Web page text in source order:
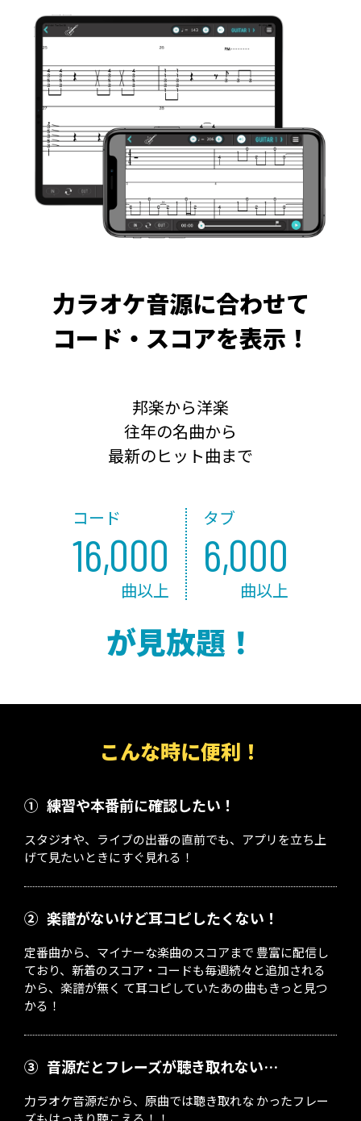
力ラオケ音源に合わせて
コード・スコアを表示！
邦楽から洋楽
往年の名曲から
最新のヒット曲まで
コード
16,000
曲以上
タブ
6,000
曲以上
が見放題！
こんな時に便利！
① 練習や本番前に確認したい！
スタジオや、ライブの出番の直前でも、アプリを立ち上
げて見たいときにすぐ見れる！
② 楽譜がないけど耳コピしたくない！
定番曲から、マイナーな楽曲のスコアまで 豊富に配信し
ており、新着のスコア・コードも毎週続々と追加される
から、楽譜が無く て耳コピしていたあの曲もきっと見つ
かる！
③ 音源だとフレーズが聴き取れない…
力ラオケ音源だから、原曲では聴き取れな かったフレー